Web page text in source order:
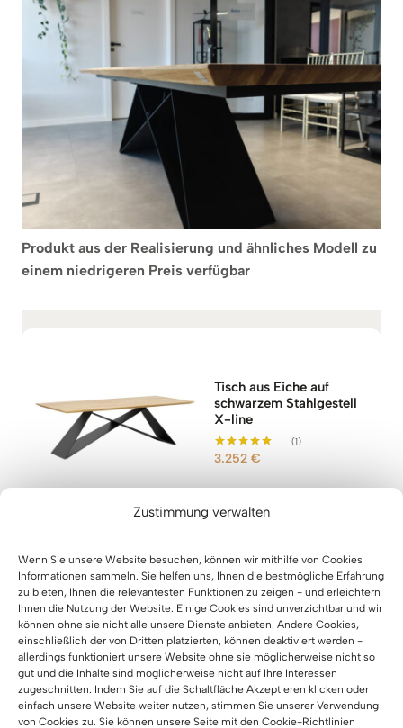
Zustimmung verwalten
Wenn Sie unsere Website besuchen, können wir mithilfe von Cookies
Informationen sammeln. Sie helfen uns, Ihnen die bestmögliche Erfahrung
zu bieten, Ihnen die relevantesten Funktionen zu zeigen - und erleichtern
Ihnen die Nutzung der Website. Einige Cookies sind unverzichtbar und wir
können ohne sie nicht alle unsere Dienste anbieten. Andere Cookies,
einschließlich der von Dritten platzierten, können deaktiviert werden -
allerdings funktioniert unsere Website ohne sie möglicherweise nicht so
gut und die Inhalte sind möglicherweise nicht auf Ihre Interessen
zugeschnitten. Indem Sie auf die Schaltfläche Akzeptieren klicken oder
einfach unsere Website weiter nutzen, stimmen Sie unserer Verwendung
von Cookies zu. Sie können unsere Seite mit den Cookie-Richtlinien
Produkt aus der Realisierung und ähnliches Modell zu
einem niedrigeren Preis verfügbar
Tisch aus Eiche auf
schwarzem Stahlgestell
X-line
Bewertet mit
(1)
3.252€
Massivholz
Spinnentisch mit
Metallbein 180x100cm
Bewertet mit
von 5
(19)
1.824€